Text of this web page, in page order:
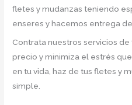
fletes y mudanzas teniendo
enseres y hacemos entrega
Contrata nuestros servicios
precio y minimiza el estrés
en tu vida, haz de tus fletes y
simple.